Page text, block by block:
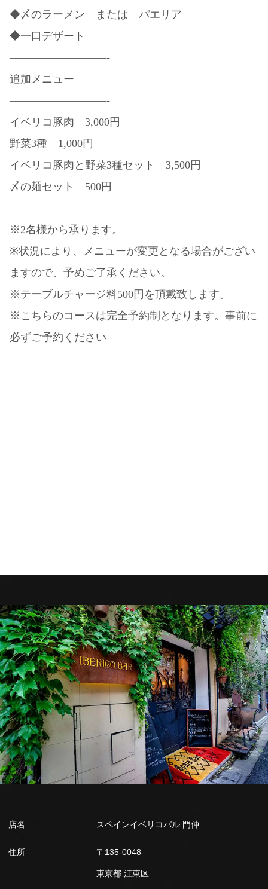
◆〆のラーメン または パエリア
◆一口デザート
—————————-
追加メニュー
—————————-
イベリコ豚肉 3,000円
野菜3種 1,000円
イベリコ豚肉と野菜3種セット 3,500円
〆の麺セット 500円
※2名様から承ります。
※状況により、メニューが変更となる場合がござい
ますので、予めご了承ください。
※テーブルチャージ料500円を頂戴致します。
※こちらのコースは完全予約制となります。事前に
必ずご予約ください
店名 スペインイベリコバル 門仲
住所 〒135-0048
東京都 江東区